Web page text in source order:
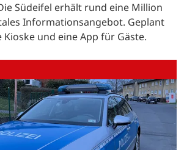
Südeifel erhält rund eine Million
Informationsangebot. Geplant
und eine App für Gäste.